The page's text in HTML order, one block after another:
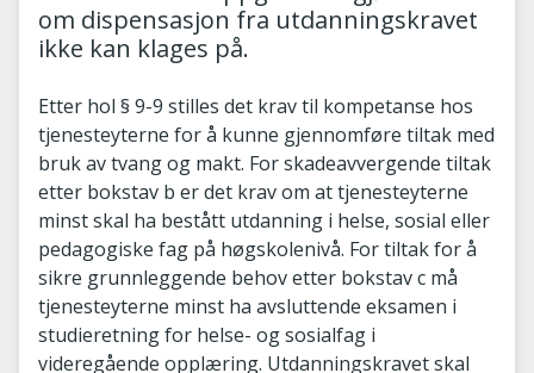
om dispensasjon fra utdanningskravet
ikke kan klages på.
Etter hol § 9-9 stilles det krav til kompetanse hos
tjenesteyterne for å kunne gjennomføre tiltak med
bruk av tvang og makt. For skadeavvergende tiltak
etter bokstav b er det krav om at tjenesteyterne
minst skal ha bestått utdanning i helse, sosial eller
pedagogiske fag på høgskolenivå. For tiltak for å
sikre grunnleggende behov etter bokstav c må
tjenesteyterne minst ha avsluttende eksamen i
studieretning for helse- og sosialfag i
videregående opplæring. Utdanningskravet skal